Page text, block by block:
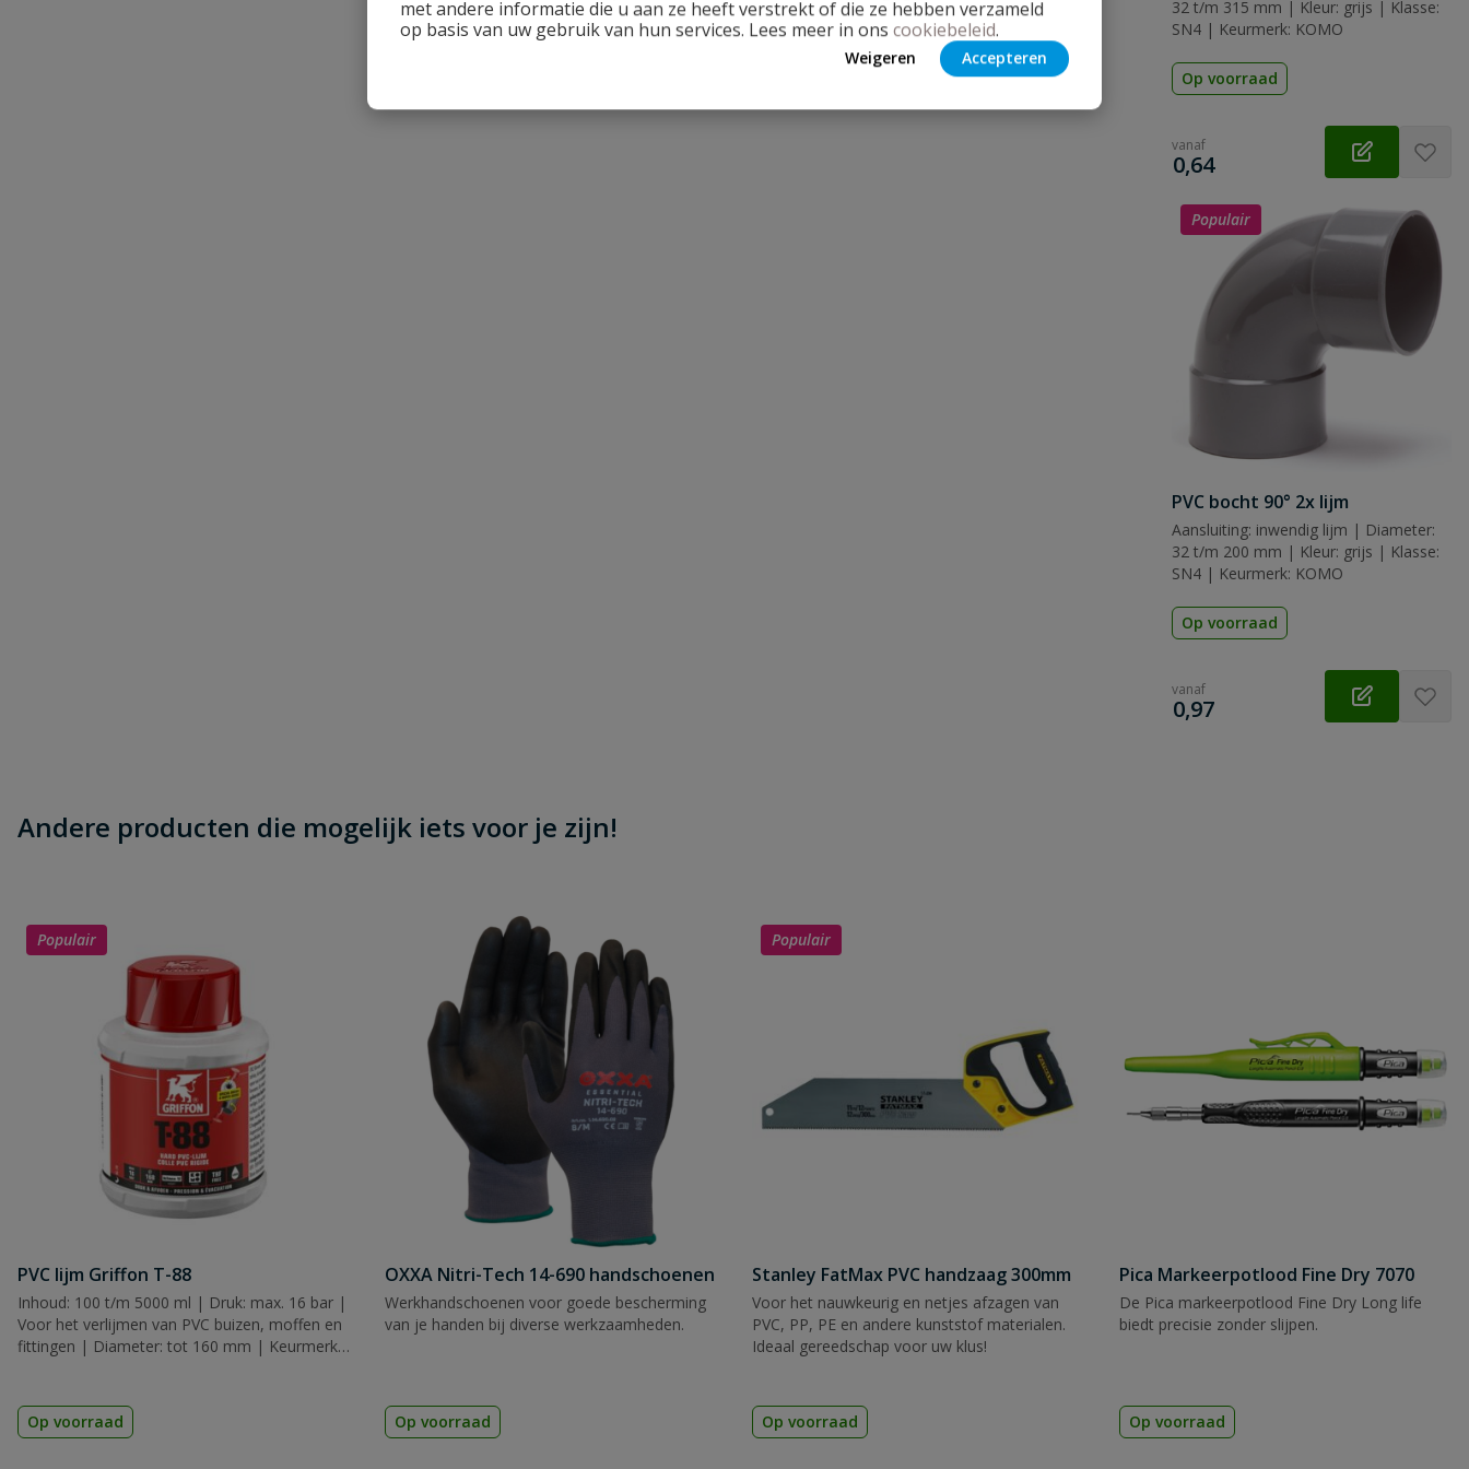
met andere informatie die u aan ze heeft verstrekt of die ze hebben verzameld
op basis van uw gebruik van hun services. Lees meer in ons cookiebeleid.
Weigeren Accepteren
32 t/m 315 mm | Kleur: grijs | Klasse:
SN4 | Keurmerk: KOMO
Op voorraad
vanaf
€
0,64
Populair
PVC bocht 90° 2x lijm
Aansluiting: inwendig lijm | Diameter:
32 t/m 200 mm | Kleur: grijs | Klasse:
SN4 | Keurmerk: KOMO
Op voorraad
vanaf
€
0,97
Andere producten die mogelijk iets voor je zijn!
Populair
PVC lijm Griffon T-88
Inhoud: 100 t/m 5000 ml | Druk: max. 16 bar |
Voor het verlijmen van PVC buizen, moffen en
fittingen | Diameter: tot 160 mm | Keurmerk:
Op voorraad
OXXA Nitri-Tech 14-690 handschoenen
Werkhandschoenen voor goede bescherming
van je handen bij diverse werkzaamheden.
Op voorraad
Populair
Stanley FatMax PVC handzaag 300mm
Voor het nauwkeurig en netjes afzagen van
PVC, PP, PE en andere kunststof materialen.
Ideaal gereedschap voor uw klus!
Op voorraad
Pica Markeerpotlood Fine Dry 7070
De Pica markeerpotlood Fine Dry Long life
biedt precisie zonder slijpen.
Op voorraad